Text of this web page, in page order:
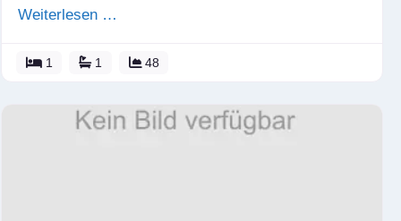
Weiterlesen …
1 1 48